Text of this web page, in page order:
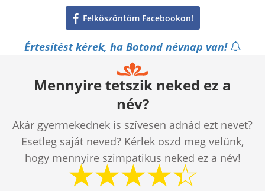
Felköszöntöm Facebookon!
Értesítést kérek, ha Botond névnap van!
Mennyire tetszik neked ez a
név?
Akár gyermekednek is szívesen adnád ezt nevet?
Esetleg saját neved? Kérlek oszd meg velünk,
hogy mennyire szimpatikus neked ez a név!